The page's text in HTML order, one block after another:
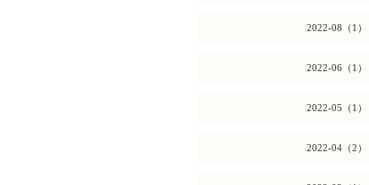
2022-08（1）
2022-06（1）
2022-05（1）
2022-04（2）